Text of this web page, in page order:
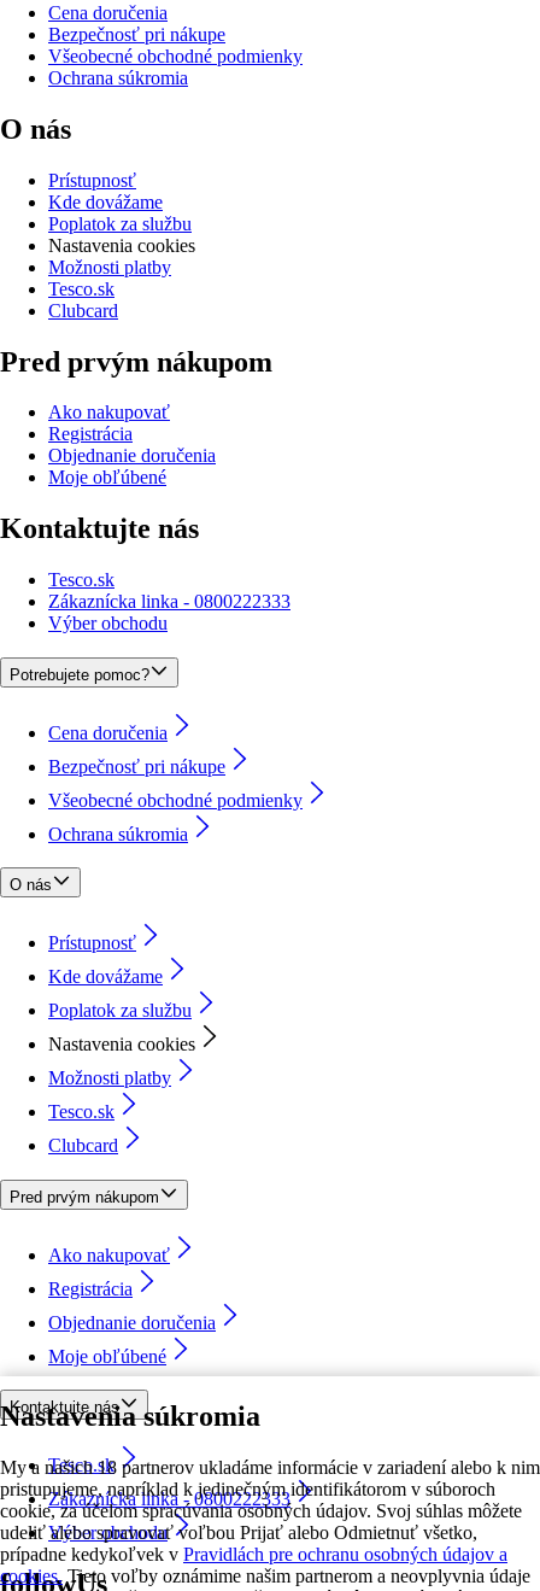
Nastavenia súkromia
My a našich 18 partnerov ukladáme informácie v zariadení alebo k nim
pristupujeme, napríklad k jedinečným identifikátorom v súboroch
cookie, za účelom spracúvania osobných údajov. Svoj súhlas môžete
udeliť alebo spravovať voľbou Prijať alebo Odmietnuť všetko,
prípadne kedykoľvek v Pravidlách pre ochranu osobných údajov a
cookies. Tieto voľby oznámime našim partnerom a neovplyvnia údaje
Cena doručenia
Bezpečnosť pri nákupe
Všeobecné obchodné podmienky
Ochrana súkromia
O nás
Prístupnosť
Kde dovážame
Poplatok za službu
Nastavenia cookies
Možnosti platby
Tesco.sk
Clubcard
Pred prvým nákupom
Ako nakupovať
Registrácia
Objednanie doručenia
Moje obľúbené
Kontaktujte nás
Tesco.sk
Zákaznícka linka - 0800222333
Výber obchodu
Potrebujete pomoc?
Cena doručenia
Bezpečnosť pri nákupe
Všeobecné obchodné podmienky
Ochrana súkromia
O nás
Prístupnosť
Kde dovážame
Poplatok za službu
Nastavenia cookies
Možnosti platby
Tesco.sk
Clubcard
Pred prvým nákupom
Ako nakupovať
Registrácia
Objednanie doručenia
Moje obľúbené
Kontaktujte nás
Tesco.sk
Zákaznícka linka - 0800222333
Výber obchodu
followUs